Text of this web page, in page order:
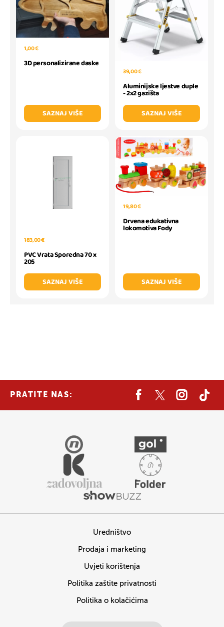
1,00 €
3D personalizirane daske
SAZNAJ VIŠE
39,00 €
Aluminijske ljestve duple
- 2x2 gazišta
SAZNAJ VIŠE
183,00 €
PVC Vrata Sporedna 70 x
205
SAZNAJ VIŠE
19,80 €
Drvena edukativna
lokomotiva Fody
SAZNAJ VIŠE
PRATITE NAS:
Uredništvo
Prodaja i marketing
Uvjeti korištenja
Politika zaštite privatnosti
Politika o kolačićima